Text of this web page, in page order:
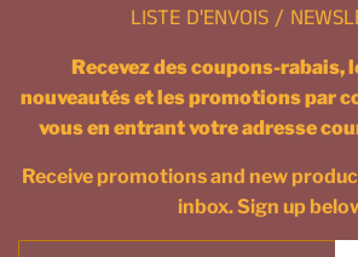
LISTE D'ENVOIS /
Recevez des coupons-rabais,
nouveautés et les promotions par
vous en entrant votre adresse
Receive promotions and new
inbox. Sign up